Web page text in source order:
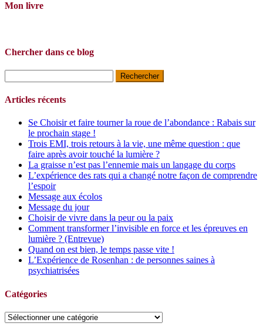
Mon livre
Chercher dans ce blog
Articles récents
Se Choisir et faire tourner la roue de l’abondance : Rabais sur
le prochain stage !
Trois EMI, trois retours à la vie, une même question : que
faire après avoir touché la lumière ?
La graisse n’est pas l’ennemie mais un langage du corps
L’expérience des rats qui a changé notre façon de comprendre
l’espoir
Message aux écolos
Message du jour
Choisir de vivre dans la peur ou la paix
Comment transformer l’invisible en force et les épreuves en
lumière ? (Entrevue)
Quand on est bien, le temps passe vite !
L’Expérience de Rosenhan : de personnes saines à
psychiatrisées
Catégories
Catégories